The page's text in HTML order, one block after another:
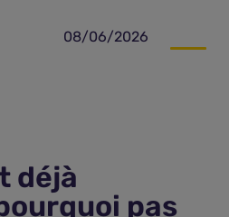
08/06/2026
déjà
pas